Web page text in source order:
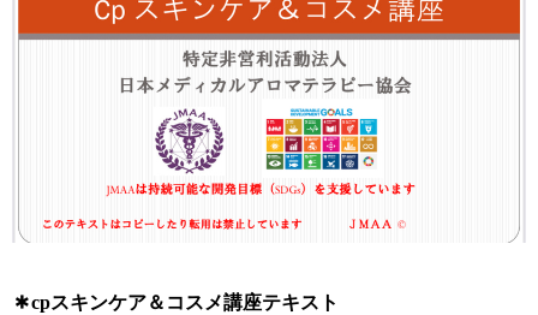
cpスキンケア＆コスメ講座テキスト